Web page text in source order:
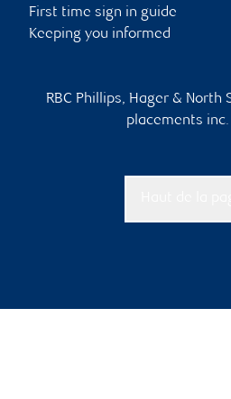
First time sign in guide
Keeping you informed
RBC Phillips, Hager & North
placements